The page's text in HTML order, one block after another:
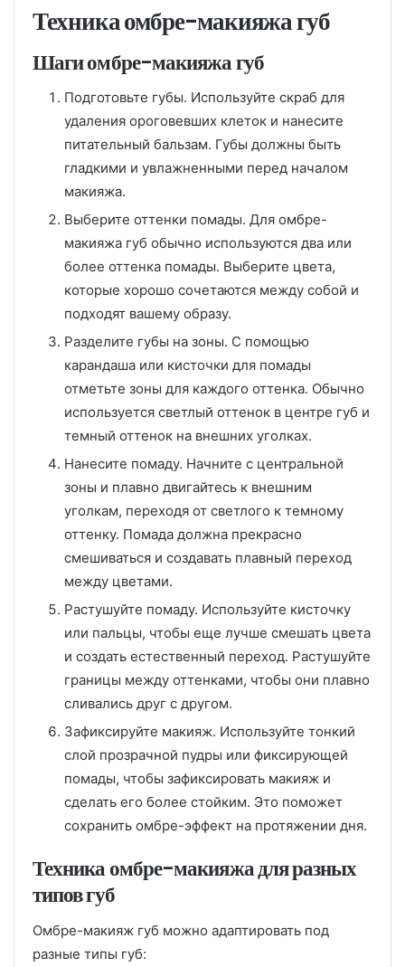
Техника омбре-макияжа губ
Шаги омбре-макияжа губ
Подготовьте губы. Используйте скраб для
удаления ороговевших клеток и нанесите
питательный бальзам. Губы должны быть
гладкими и увлажненными перед началом
макияжа.
Выберите оттенки помады. Для омбре-
макияжа губ обычно используются два или
более оттенка помады. Выберите цвета,
которые хорошо сочетаются между собой и
подходят вашему образу.
Разделите губы на зоны. С помощью
карандаша или кисточки для помады
отметьте зоны для каждого оттенка. Обычно
используется светлый оттенок в центре губ и
темный оттенок на внешних уголках.
Нанесите помаду. Начните с центральной
зоны и плавно двигайтесь к внешним
уголкам, переходя от светлого к темному
оттенку. Помада должна прекрасно
смешиваться и создавать плавный переход
между цветами.
Растушуйте помаду. Используйте кисточку
или пальцы, чтобы еще лучше смешать цвета
и создать естественный переход. Растушуйте
границы между оттенками, чтобы они плавно
сливались друг с другом.
Зафиксируйте макияж. Используйте тонкий
слой прозрачной пудры или фиксирующей
помады, чтобы зафиксировать макияж и
сделать его более стойким. Это поможет
сохранить омбре-эффект на протяжении дня.
Техника омбре-макияжа для разных
типов губ
Омбре-макияж губ можно адаптировать под
разные типы губ: